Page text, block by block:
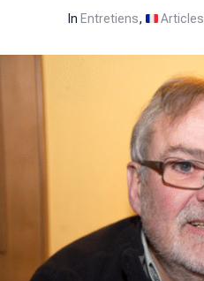
In Entretiens, Articles